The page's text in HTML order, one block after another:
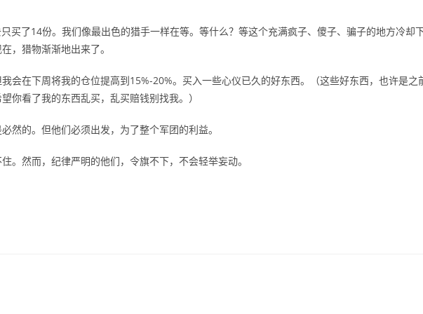
买了14份。我们像最出色的猎手一样在等。等什么？等这个充满疯子、傻子、骗子的地方冷却
，猎物渐渐地出来了。
会在下周将我的仓位提高到15%-20%。买入一些心仪已久的好东西。（这些好东西，也许是之
你看了我的东西乱买，乱买赔钱别找我。）
然的。但他们必须出发，为了整个军团的利益。
。然而，纪律严明的他们，令旗不下，不会轻举妄动。